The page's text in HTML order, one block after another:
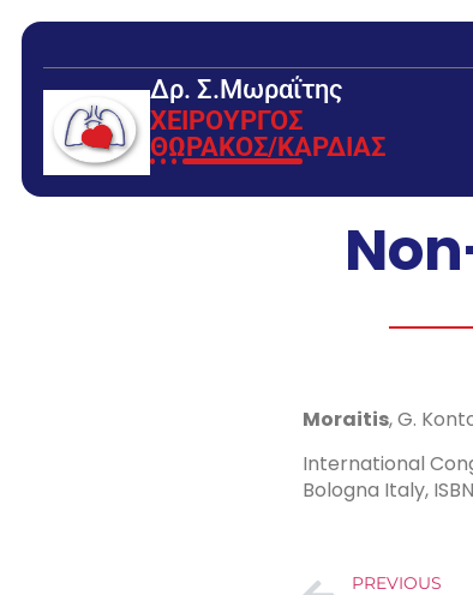
Δρ. Σ.Μωραΐτης
ΧΕΙΡΟΥΡΓΟΣ
ΘΩΡΑΚΟΣ/ΚΑΡΔΙΑΣ
Moraitis, G.
International
Bologna Italy,
PREVIOUS